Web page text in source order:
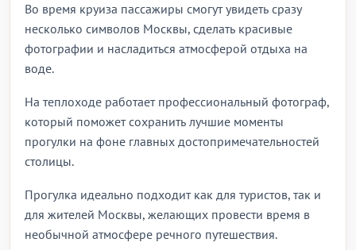
Во время круиза пассажиры смогут увидеть сразу
несколько символов Москвы, сделать красивые
фотографии и насладиться атмосферой отдыха на
воде.
На теплоходе работает профессиональный фотограф,
который поможет сохранить лучшие моменты
прогулки на фоне главных достопримечательностей
столицы.
Прогулка идеально подходит как для туристов, так и
для жителей Москвы, желающих провести время в
необычной атмосфере речного путешествия.